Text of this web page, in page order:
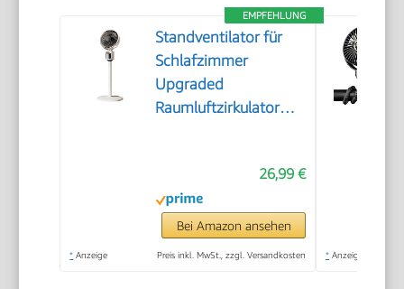
EMPFEHLUNG
Standventilator für
Schlafzimmer
Upgraded
Raumluftzirkulator
26,99 €
Bei Amazon ansehen
* Anzeige Preis inkl. MwSt., zzgl. Versandkosten * Anzeige